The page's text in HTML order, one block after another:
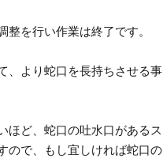
を行い作業は終了です。
、より蛇口を長持ちさせる事
ほど、蛇口の吐水口があるス
ので、もし宜しければ蛇口の